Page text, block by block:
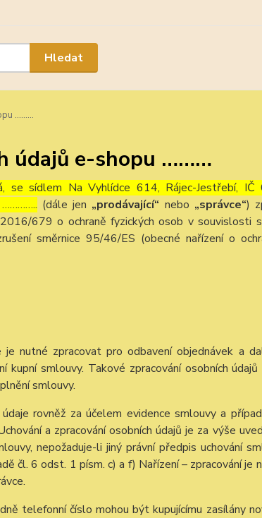
Hledat
………
údajů e-shopu ………
se sídlem Na Vyhlídce 614, Rájec-Jestřebí,
(dále jen „prodávající“ nebo „správce“)
679 o ochraně fyzických osob v souvislosti
směrnice 95/46/ES (obecné nařízení o
je nutné zpracovat pro odbavení objednávek a
kupní smlouvy. Takové zpracování osobních
smlouvy.
rovněž za účelem evidence smlouvy a
a zpracování osobních údajů je za výše
nepožaduje-li jiný právní předpis uchování
čl. 6 odst. 1 písm. c) a f) Nařízení – zpracování
telefonní číslo mohou být kupujícímu zasílány